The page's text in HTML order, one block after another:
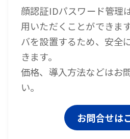
顔認証IDパスワード管理
用いただくことができま
バを設置するため、安全
きます。
価格、導入方法などはお
い。
お問合せは